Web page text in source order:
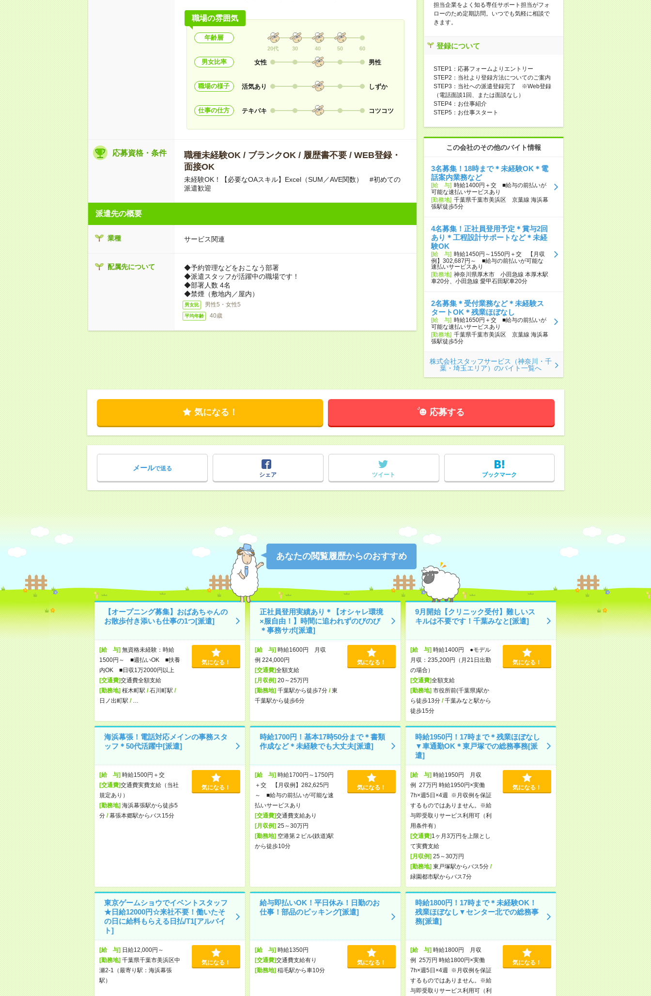
職場の雰囲気
年齢層
20代 30 40 50 60
男女比率 女性 男性
職場の様子 活気あり しずか
仕事の仕方 テキパキ コツコツ
応募資格・条件
職種未経験OK / ブランクOK / 履歴書不要 / WEB登録・
面接OK
未経験OK！【必要なOAスキル】Excel（SUM／AVE関数） #初めての
派遣歓迎
派遣先の概要
業種 サービス関連
配属先について
◆予約管理などをおこなう部署
◆派遣スタッフが活躍中の職場です！
◆部署人数 4名
◆禁煙（敷地内／屋内）
男女比 男性5・女性5
平均年齢 40歳
担当企業をよく知る専任サポート担当がフォ
ローのため定期訪問。いつでも気軽に相談で
きます。
登録について
STEP1：応募フォームよりエントリー
STEP2：当社より登録方法についてのご案内
STEP3：当社への派遣登録完了 ※Web登録
（電話面談1回、または面談なし）
STEP4：お仕事紹介
STEP5：お仕事スタート
この会社のその他のバイト情報
3名募集！18時まで＊未経験OK＊電
話案内業務など
[給 与] 時給1400円＋交 ■給与の前払いが
可能な速払いサービスあり
[勤務地] 千葉県千葉市美浜区 京葉線 海浜幕
張駅徒歩5分
4名募集！正社員登用予定＊賞与2回
あり＊工程設計サポートなど＊未経
験OK
[給 与] 時給1450円～1550円＋交 【月収
例】302,687円～ ■給与の前払いが可能な
速払いサービスあり
[勤務地] 神奈川県厚木市 小田急線 本厚木駅
車20分、小田急線 愛甲石田駅車20分
2名募集＊受付業務など＊未経験ス
タートOK＊残業ほぼなし
[給 与] 時給1650円＋交 ■給与の前払いが
可能な速払いサービスあり
[勤務地] 千葉県千葉市美浜区 京葉線 海浜幕
張駅徒歩5分
株式会社スタッフサービス（神奈川・千
葉・埼玉エリア）のバイト一覧へ
気になる！ 応募する
メールで送る
シェア
ツイート ブックマーク
あなたの閲覧履歴からのおすすめ
【オープニング募集】おばあちゃんの
お散歩付き添いも仕事の1つ[派遣]
[給 与]無資格未経験：時給
1500円～ ■週払いOK ■扶養
内OK ■日収1万2000円以上
[交通費]交通費全額支給
[勤務地]桜木町駅 /石川町駅 /
日ノ出町駅 /
気になる！
正社員登用実績あり＊【オシャレ環境
×服自由！】時間に追われずのびのび
＊事務サポ[派遣]
[給 与]時給1600円 月収
例 224,000円
[交通費]全額支給
[月収例]20～25万円
[勤務地]千葉駅から徒歩7分/東
千葉駅から徒歩6分
気になる！
9月開始【クリニック受付】難しいス
キルは不要です！千葉みなと[派遣]
[給 与]時給1400円 ●モデル
月収：235,200円（月21日出勤
の場合）
[交通費]全額支給
[勤務地]市役所前(千葉県)駅か
ら徒歩13分/千葉みなと駅から
徒歩15分
気になる！
海浜幕張！電話対応メインの事務スタ
ッフ＊50代活躍中[派遣]
[給 与]時給1500円＋交
[交通費]交通費実費支給（当社
規定あり）
[勤務地]海浜幕張駅から徒歩5
分/幕張本郷駅からバス15分
気になる！
時給1700円！基本17時50分まで＊書類
作成など＊未経験でも大丈夫[派遣]
[給 与]時給1700円～1750円
＋交 【月収例】282,625円
～ ■給与の前払いが可能な速
払いサービスあり
[交通費]交通費支給あり
[月収例]25～30万円
[勤務地]空港第２ビル(鉄道)駅
から徒歩10分
気になる！
時給1950円！17時まで＊残業ほぼなし
▼車通勤OK＊東戸塚での総務事務[派
遣]
[給 与]時給1950円 月収
例 27万円 時給1950円×実働
7h×週5日×4週 ※月収例を保証
するものではありません。※給
与即受取りサービス利用可（利
用条件有）
[交通費]1ヶ月3万円を上限とし
て実費支給
[月収例]25～30万円
[勤務地]東戸塚駅からバス5分/
緑園都市駅からバス7分
気になる！
東京ゲームショウでイベントスタッフ
★日給12000円☆来社不要！働いたそ
の日に給料もらえる日払/T1[アルバイ
ト]
[給 与]日給12,000円～
[勤務地]千葉県千葉市美浜区中
瀬2-1（最寄り駅：海浜幕張
駅）
気になる！
給与即払いOK！平日休み！日勤のお
仕事！部品のピッキング[派遣]
[給 与]時給1350円
[交通費]交通費支給有り
[勤務地]稲毛駅から車10分
気になる！
時給1800円！17時まで＊未経験OK！
残業ほぼなし▼センター北での総務事
務[派遣]
[給 与]時給1800円 月収
例 25万円 時給1800円×実働
7h×週5日×4週 ※月収例を保証
するものではありません。※給
与即受取りサービス利用可（利
気になる！